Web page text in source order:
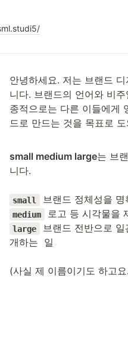
안녕하세요. 저는 브랜드
니다. 브랜드의 언어와 비
종적으로는 다른 이들에게
드로 만드는 것을 목표로
small medium large는 브
니다.
small
medium
large
브랜드 전반으로
개하는  일
(사실 제 이름이기도 하고